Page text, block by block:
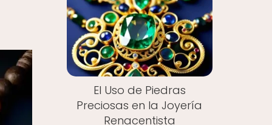
El Uso de Piedras
Preciosas en la Joyería
Renacentista